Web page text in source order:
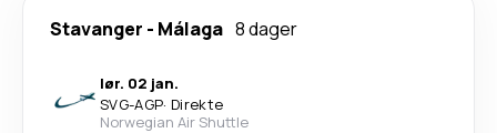
Stavanger - Málaga 8 dager
lør. 02 jan.
SVG-AGP· Direkte
Norwegian Air Shuttle